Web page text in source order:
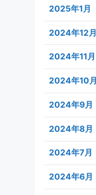
2025年1月
2024年12月
2024年11月
2024年10月
2024年9月
2024年8月
2024年7月
2024年6月